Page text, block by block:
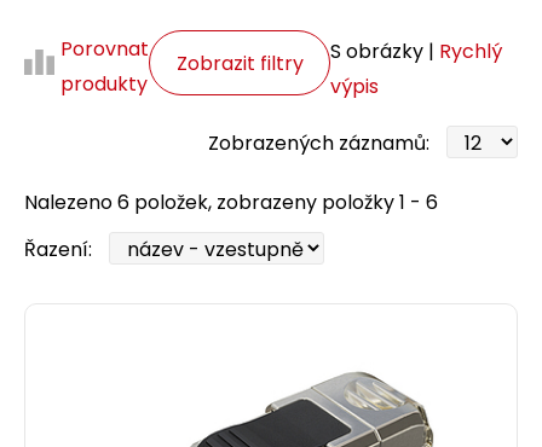
Porovnat
produkty
Zobrazit filtry S obrázky | Rychlý
výpis
Zobrazených záznamů:
Nalezeno 6 položek, zobrazeny položky 1 - 6
Řazení: